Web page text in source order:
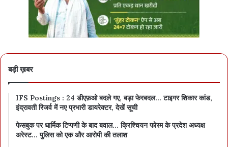
बड़ी ख़बर
IFS Postings : 24 डीएफ़ओ बदले गए, बड़ा फेरबदल… टाइगर शिकार कांड,
इंद्रावती रिजर्व में नए प्रभारी डायरेक्टर, देखें सूची
फेसबुक पर धार्मिक टिप्पणी के बाद बवाल… क्रिश्चियन फोरम के प्रदेश अध्यक्ष
अरेस्ट… पुलिस को एक और आरोपी की तलाश